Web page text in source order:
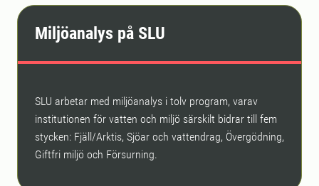
Miljöanalys på SLU
SLU arbetar med miljöanalys i tolv program, varav
institutionen för vatten och miljö särskilt bidrar till fem
stycken: Fjäll/Arktis, Sjöar och vattendrag, Övergödning,
Giftfri miljö och Försurning.